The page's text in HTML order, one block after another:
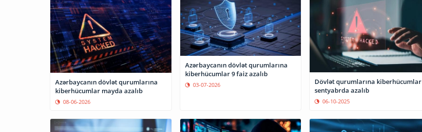
Azərbaycanın dövlət qurumlarına
kiberhücumlar mayda azalıb
08-06-2026
Azərbaycanın dövlət qurumlarına
kiberhücumlar 9 faiz azalıb
03-07-2026
Dövlət qurumlarına kiberhücumlar
sentyabrda azalıb
06-10-2025